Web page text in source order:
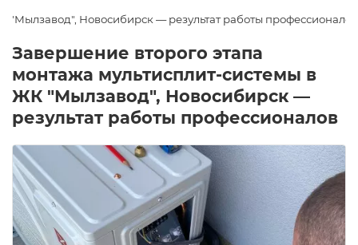
Новосибирск — результат работы профессионалов
Завершение второго этапа
монтажа мультисплит-системы в
ЖК "Мылзавод", Новосибирск —
результат работы профессионалов